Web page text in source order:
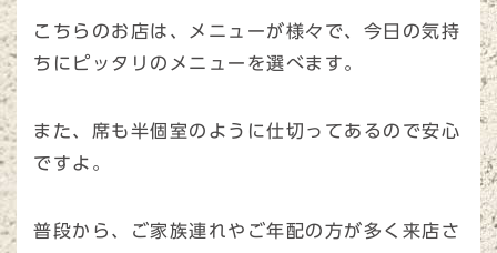
こちらのお店は、メニューが様々で、今日の気持
ちにピッタリのメニューを選べます。
また、席も半個室のように仕切ってあるので安心
ですよ。
普段から、ご家族連れやご年配の方が多く来店さ